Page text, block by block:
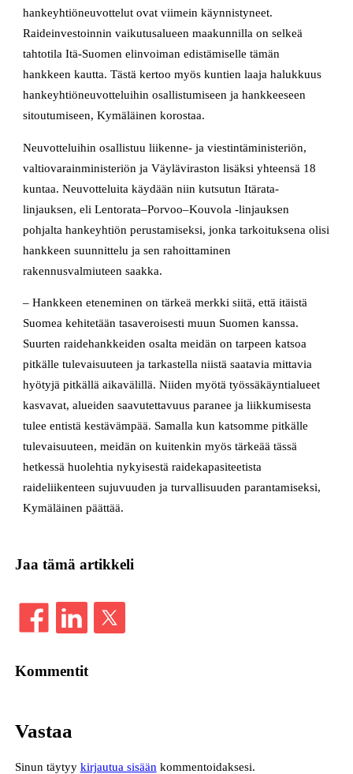
hankeyhtiöneuvottelut ovat viimein käynnistyneet.
Raideinvestoinnin vaikutusalueen maakunnilla on selkeä
tahtotila Itä-Suomen elinvoiman edistämiselle tämän
hankkeen kautta. Tästä kertoo myös kuntien laaja halukkuus
hankeyhtiöneuvotteluihin osallistumiseen ja hankkeeseen
sitoutumiseen, Kymäläinen korostaa.
Neuvotteluihin osallistuu liikenne- ja viestintäministeriön,
valtiovarainministeriön ja Väyläviraston lisäksi yhteensä 18
kuntaa. Neuvotteluita käydään niin kutsutun Itärata-
linjauksen, eli Lentorata–Porvoo–Kouvola -linjauksen
pohjalta hankeyhtiön perustamiseksi, jonka tarkoituksena olisi
hankkeen suunnittelu ja sen rahoittaminen
rakennusvalmiuteen saakka.
– Hankkeen eteneminen on tärkeä merkki siitä, että itäistä
Suomea kehitetään tasaveroisesti muun Suomen kanssa.
Suurten raidehankkeiden osalta meidän on tarpeen katsoa
pitkälle tulevaisuuteen ja tarkastella niistä saatavia mittavia
hyötyjä pitkällä aikavälillä. Niiden myötä työssäkäyntialueet
kasvavat, alueiden saavutettavuus paranee ja liikkumisesta
tulee entistä kestävämpää. Samalla kun katsomme pitkälle
tulevaisuuteen, meidän on kuitenkin myös tärkeää tässä
hetkessä huolehtia nykyisestä raidekapasiteetista
raideliikenteen sujuvuuden ja turvallisuuden parantamiseksi,
Kymäläinen päättää.
Jaa tämä artikkeli
Kommentit
Vastaa
Sinun täytyy kirjautua sisään kommentoidaksesi.